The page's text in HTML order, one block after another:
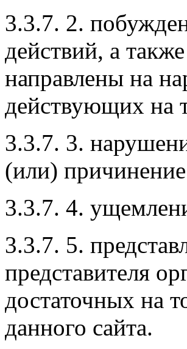
3.3.7. 2.
действий, а
направлены на
действующих на
3.3.7. 3.
(или)
3.3.7. 4.
3.3.7. 5.
представителя
достаточных на
данного сайта.